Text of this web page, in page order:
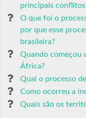
principais
O que foi o
por que esse
brasileira?
Quando começou
África?
Qual o processo
Como ocorreu a
Quais são os